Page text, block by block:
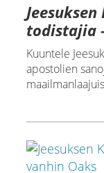
todistajia
Kuuntele
apostolien